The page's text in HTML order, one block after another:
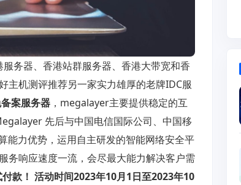
务器、香港站群服务器、香港大带宽和香
主机测评推荐另一家实力雄厚的老牌IDC服
案服务器 ，megalayer主要提供稳定的互
先后与中国电信国际公司、中国移
能力优势，运用自主研发的智能网络安全平
务响应速度一流，会尽最大能力解决客户需
款！ 活动时间2023年10月1日至2023年10